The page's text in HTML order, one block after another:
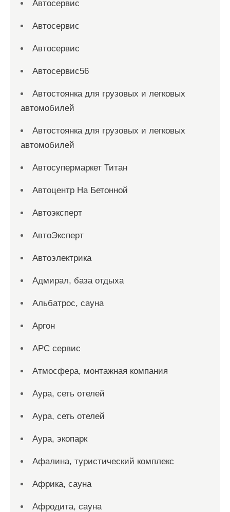
Автосервис
Автосервис
Автосервис
Автосервис56
Автостоянка для грузовых и легковых
автомобилей
Автостоянка для грузовых и легковых
автомобилей
Автосупермаркет Титан
Автоцентр На Бетонной
Автоэксперт
АвтоЭксперт
Автоэлектрика
Адмирал, база отдыха
Альбатрос, сауна
Аргон
АРС сервис
Атмосфера, монтажная компания
Аура, сеть отелей
Аура, сеть отелей
Аура, экопарк
Афалина, туристический комплекс
Африка, сауна
Афродита, сауна